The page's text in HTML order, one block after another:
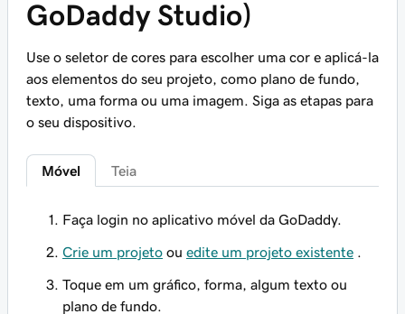
GoDaddy Studio)
Use o seletor de cores para escolher uma cor e aplicá-la
aos elementos do seu projeto, como plano de fundo,
texto, uma forma ou uma imagem. Siga as etapas para
o seu dispositivo.
Móvel Teia
Faça login no aplicativo móvel da GoDaddy.
Crie um projeto ou edite um projeto existente
Toque em um gráfico, forma, algum texto ou
plano de fundo.